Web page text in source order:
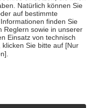
die von der
um echte Bewertungen
4419944605341